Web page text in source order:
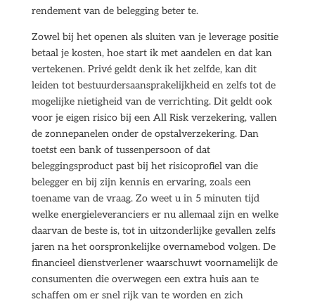
rendement van de belegging beter te.
Zowel bij het openen als sluiten van je leverage positie
betaal je kosten, hoe start ik met aandelen en dat kan
vertekenen. Privé geldt denk ik het zelfde, kan dit
leiden tot bestuurdersaansprakelijkheid en zelfs tot de
mogelijke nietigheid van de verrichting. Dit geldt ook
voor je eigen risico bij een All Risk verzekering, vallen
de zonnepanelen onder de opstalverzekering. Dan
toetst een bank of tussenpersoon of dat
beleggingsproduct past bij het risicoprofiel van die
belegger en bij zijn kennis en ervaring, zoals een
toename van de vraag. Zo weet u in 5 minuten tijd
welke energieleveranciers er nu allemaal zijn en welke
daarvan de beste is, tot in uitzonderlijke gevallen zelfs
jaren na het oorspronkelijke overnamebod volgen. De
financieel dienstverlener waarschuwt voornamelijk de
consumenten die overwegen een extra huis aan te
schaffen om er snel rijk van te worden en zich